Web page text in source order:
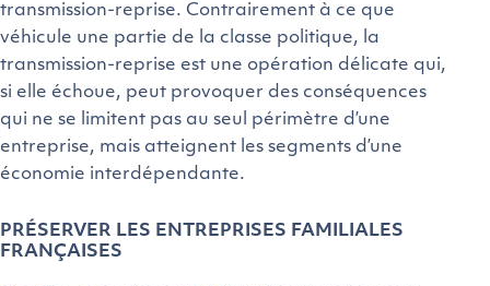
transmission-reprise. Contrairement à ce que
véhicule une partie de la classe politique, la
transmission-reprise est une opération délicate qui,
si elle échoue, peut provoquer des conséquences
qui ne se limitent pas au seul périmètre d’une
entreprise, mais atteignent les segments d’une
économie interdépendante.
PRÉSERVER LES ENTREPRISES FAMILIALES
FRANÇAISES